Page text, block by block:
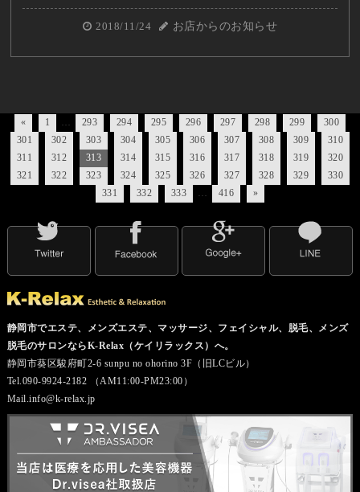
2018/11/24 お店からのお知らせ
« 1 … 293 294 295 296 297 298 299
300
301
302 303 304 305 306 307 308 309
310
311
312 313 314 315 316 317 318 319
320
321
322 323 324 325 326 327 328 329
330
331
332 333 … 416 »
静岡市でエステ、メンズエステ、マッサージ、フェイシャル、脱毛、メンズ
脱毛のサロンならK-Relax（ケイリラックス）へ。
静岡市葵区駿府町2-6 sunpu no ohorino 3F（旧LCビル）
Tel.090-9924-2182 （AM11:00-PM23:00）
Mail.info@k-relax.jp